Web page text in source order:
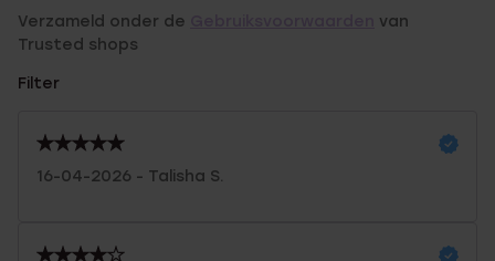
Verzameld onder de
van
Trusted shops
Filter
16-04-2026 - Talisha S.